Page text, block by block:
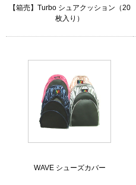
【箱売】Turbo シュアクッション（20
枚入り）
WAVE シューズカバー